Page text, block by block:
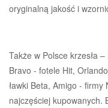
oryginalną jakość i
Także w Polsce krzesła
Bravo - fotele Hit,
ławki Beta, Amigo -
najczęściej kupowanych.